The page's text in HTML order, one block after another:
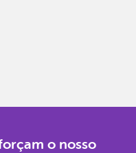
o nosso